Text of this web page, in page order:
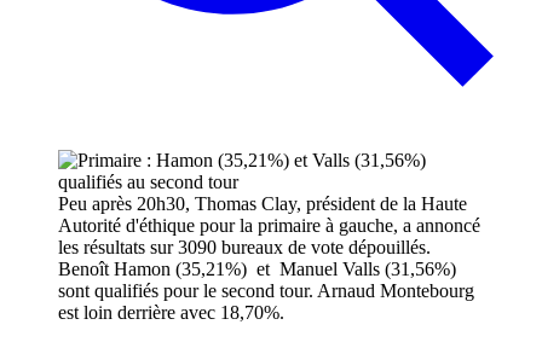
Peu après 20h30, Thomas Clay, président de la Haute
Autorité d'éthique pour la primaire à gauche, a annoncé
les résultats sur 3090 bureaux de vote dépouillés.
Benoît Hamon (35,21%) et Manuel Valls (31,56%)
sont qualifiés pour le second tour. Arnaud Montebourg
est loin derrière avec 18,70%.